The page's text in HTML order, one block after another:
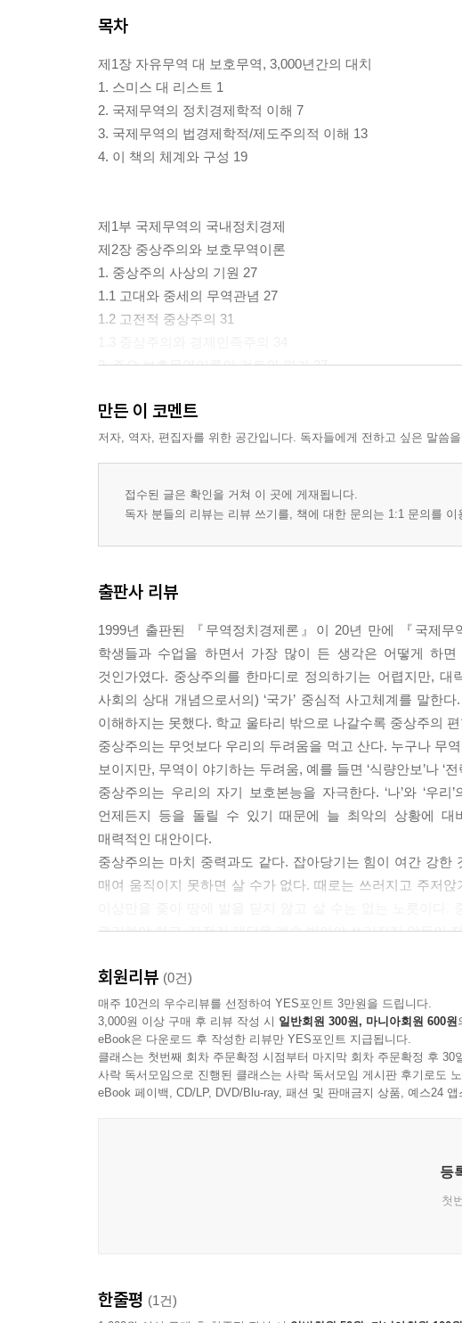
목차
제1장 자유무역 대 보호무역, 3,000년간의 대치
1. 스미스 대 리스트 1
2. 국제무역의 정치경제학적 이해 7
3. 국제무역의 법경제학적/제도주의적 이해 13
4. 이 책의 체계와 구성 19
제1부 국제무역의 국내정치경제
제2장 중상주의와 보호무역이론
1. 중상주의 사상의 기원 27
1.1 고대와 중세의 무역관념 27
1.2 고전적 중상주의 31
2. 주요 보호무역이론의 검토와 평가 37
2.2 전략적 무역이론 40
2.3 상호주의에 입각한 보호무역론과 공정무역에 입각한 관리
3.2 국가안보 및 사회적 안전 차원의 보호무역론 55
1. 자유무역사상 63
2. 수출보조금 104
3.1 긴급수입제한조치(세이프가드) 108
3.2 불공정무역에 대한 보호조치: AD와 CVD 112
3.3 무역조정지원 제도 116
4. 보호무역정책의 결정요인에 관한 이론 119
제2부 국제무역의 국제정치경제
만든 이 코멘트
저자, 역자, 편집자를 위한 공간입니다. 독자들에게 전하고 싶은 말씀
접수된 글은 확인을 거쳐 이 곳에 게재됩니다.
독자 분들의 리뷰는 리뷰 쓰기를, 책에 대한 문의는 1:1 문의를 이
출판사 리뷰
1999년 출판된 『무역정치경제론』이 20년 만에 『국제
학생들과 수업을 하면서 가장 많이 든 생각은 어떻게 하
것인가였다. 중상주의를 한마디로 정의하기는 어렵지만,
사회의 상대 개념으로서의) ‘국가’ 중심적 사고체계를 말한
이해하지는 못했다. 학교 울타리 밖으로 나갈수록 중상주의
중상주의는 무엇보다 우리의 두려움을 먹고 산다. 누구나 무
보이지만, 무역이 야기하는 두려움, 예를 들면 ‘식량안보’나 ‘
중상주의는 우리의 자기 보호본능을 자극한다. ‘나’와 ‘우
언제든지 등을 돌릴 수 있기 때문에 늘 최악의 상황에 대
매력적인 대안이다.
중상주의는 마치 중력과도 같다. 잡아당기는 힘이 여간 강
매여 움직이지 못하면 살 수가 없다. 때로는 쓰러지고 주저
이상만을 좇아 땅에 발을 딛지 않고 살 수는 없는 노릇이다.
관리해야 하고, 자전거 페달을 계속 밟아야 쓰러지지 않듯이
연계가 두드러졌다는 점이다. 예기치 못했던 코로나-19의
팬데믹은 비대면 디지털 무역의 시대를 앞당기는 역할을 하기
먼저, 극적인 등장만큼이나 변칙적인 퇴장을 한 트럼프 대통
것이다. 이제 막 임기를 시작한 바이든 행정부가 대부분의
여겨지는 중국에 대한 공세 기조만큼은 그대로 유지할 전망
것임은 주지의 사실이다. 심지어는 (가장 중상주의적 사
2019년 돌발한 일본의 핵심부품 수출규제 조치도 같은
분야에서 오히려 한국에 대한 의존성이 높아지는 것에 대
바이러스와 백신과 같은 비전통 안보 이슈도 무역과 연계
회원리뷰 (0건)
매주 10건의 우수리뷰를 선정하여 YES포인트 3만원을 드립니다.
3,000원 이상 구매 후 리뷰 작성 시 일반회원 300원, 마니아회원 600원
eBook은 다운로드 후 작성한 리뷰만 YES포인트 지급됩니다.
클래스는 첫번째 회차 주문확정 시점부터 마지막 회차 주문확정 후
사락 독서모임으로 진행된 클래스는 사락 독서모임 게시판 후기로도
eBook 페이백, CD/LP, DVD/Blu-ray, 패션 및 판매금지 상품, 예스24
등
첫
한줄평 (1건)